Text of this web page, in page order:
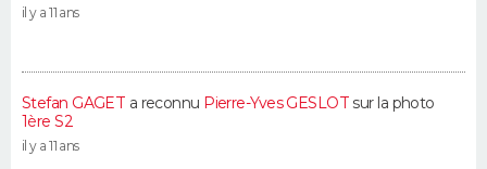
il y a 11 ans
Stefan GAGET a reconnu Pierre-Yves GESLOTsur la photo
1ère S2
il y a 11 ans